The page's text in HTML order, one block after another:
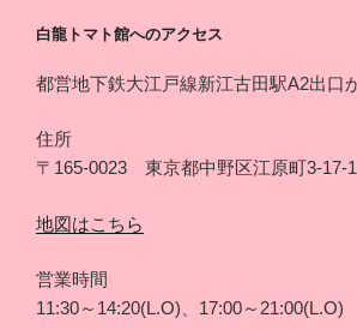
白龍トマト館へのアクセス
都営地下鉄大江戸線新江古田駅A2出口
住所
〒165-0023 東京都中野区江原町3-17-1
地図はこちら
営業時間
11:30～14:20(L.O)、17:00～21:00(L.O)